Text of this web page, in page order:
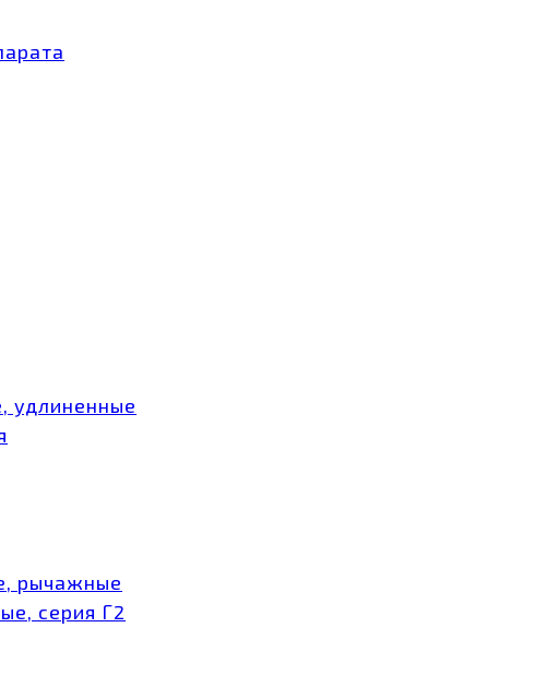
удлиненные
рычажные
серия Г2